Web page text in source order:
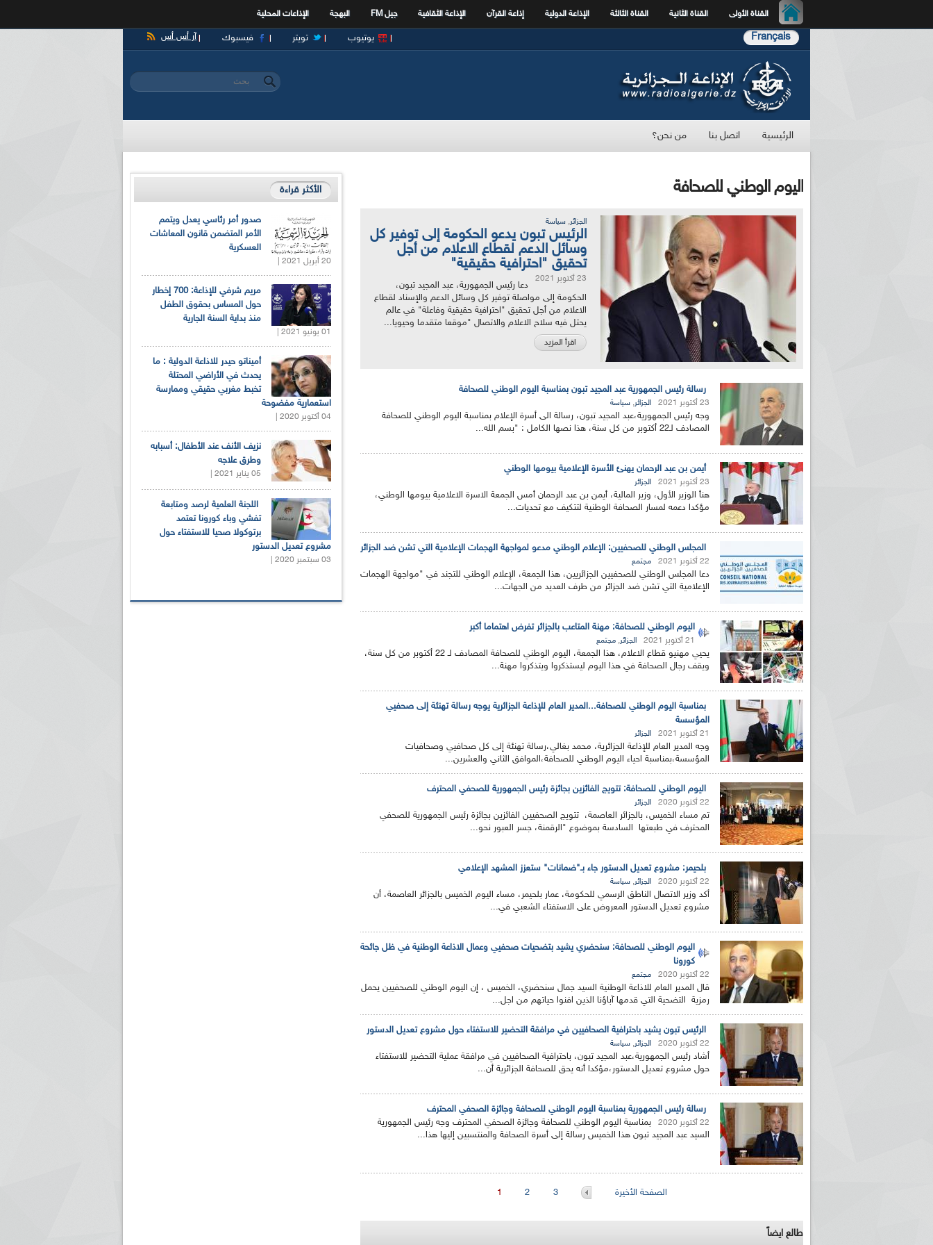
القناة الأولى القناة الثانية القناة الثالثة الإذاعة الدولية إذاعة القرآن الإذاعة الثقافية جيل FM البهجة الإذاعات المحلية
Français آر أس أس فيسبوك تويتر يوتيوب
استمارة البحث
‏بحث ‏
الرئيسية اتصل بنا من نحن؟
اليوم الوطني للصحافة
الجزائر, سياسة
الرئيس تبون يدعو الحكومة إلى توفير كل
وسائل الدعم لقطاع الاعلام من أجل
تحقيق "احترافية حقيقية"
23 أكتوبر 2021
دعا رئيس الجمهورية، عبد المجيد تبون،
الحكومة إلى مواصلة توفير كل وسائل الدعم والإسناد لقطاع
الاعلام من أجل تحقيق "احترافية حقيقية وفاعلة" في عالم
يحتل فيه سلاح الاعلام والاتصال "موقعا متقدما وحيويا...
اقرأ المزيد
رسالة رئيس الجمهورية عبد المجيد تبون بمناسبة اليوم الوطني للصحافة
23 أكتوبر 2021 الجزائر, سياسة
وجه رئيس الجمهورية،عبد المجيد تبون، رسالة الى أسرة الإعلام بمناسبة اليوم الوطني للصحافة
المصادف لـ22 أكتوبر من كل سنة، هذا نصها الكامل : "بسم الله...
أيمن بن عبد الرحمان يهنئ الأسرة الإعلامية بيومها الوطني
23 أكتوبر 2021 الجزائر
هنأ الوزير الأول، وزير المالية، أيمن بن عبد الرحمان أمس الجمعة الاسرة الاعلامية بيومها الوطني،
مؤكدا دعمه لمسار الصحافة الوطنية لتتكيف مع تحديات...
المجلس الوطني للصحفيين: الإعلام الوطني مدعو لمواجهة الهجمات الإعلامية التي تشن ضد الجزائر
22 أكتوبر 2021 مجتمع
دعا المجلس الوطني للصحفيين الجزائريين، هذا الجمعة، الإعلام الوطني للتجند في "مواجهة الهجمات
الإعلامية التي تشن ضد الجزائر من طرف العديد من الجهات...
اليوم الوطني للصحافة: مهنة المتاعب بالجزائر تفرض اهتماما أكبر
21 أكتوبر 2021 الجزائر, مجتمع
يحيي مهنيو قطاع الاعلام، هذا الجمعة، اليوم الوطني للصحافة المصادف لـ 22 أكتوبر من كل سنة،
ويقف رجال الصحافة في هذا اليوم ليستذكروا ويتذكروا مهنة...
بمناسبة اليوم الوطني للصحافة...المدير العام للإذاعة الجزائرية يوجه رسالة تهنئة إلى صحفيي
المؤسسة
21 أكتوبر 2021 الجزائر
وجه المدير العام للإذاعة الجزائرية، محمد بغالي،رسالة تهنئة إلى كل صحافيي وصحافيات
المؤسسة،بمناسبة احياء اليوم الوطني للصحافة،الموافق الثاني والعشرين...
اليوم الوطني للصحافة: تتويج الفائزين بجائزة رئيس الجمهورية للصحفي المحترف
22 أكتوبر 2020 الجزائر
تم مساء الخميس، بالجزائر العاصمة، تتويج الصحفيين الفائزين بجائزة رئيس الجمهورية للصحفي
المحترف في طبعتها السادسة بموضوع "الرقمنة، جسر العبور نحو...
بلحيمر: مشروع تعديل الدستور جاء بـ"ضمانات" ستعزز المشهد الإعلامي
22 أكتوبر 2020 الجزائر, سياسة
أكد وزير الاتصال الناطق الرسمي للحكومة، عمار بلحيمر، مساء اليوم الخميس بالجزائر العاصمة، أن
مشروع تعديل الدستور المعروض على الاستفتاء الشعبي في...
اليوم الوطني للصحافة: سنحضري يشيد بتضحيات صحفيي وعمال الاذاعة الوطنية في ظل جائحة
كورونا
22 أكتوبر 2020 مجتمع
قال المدير العام للاذاعة الوطنية السيد جمال سنحضري، الخميس ، إن اليوم الوطني للصحفيين يحمل
رمزية التضحية التي قدمها آباؤنا الذين افنوا حياتهم من اجل...
الرئيس تبون يشيد باحترافية الصحافيين في مرافقة التحضير للاستفتاء حول مشروع تعديل الدستور
22 أكتوبر 2020 الجزائر, سياسة
أشاد رئيس الجمهورية،عبد المجيد تبون، باحترافية الصحافيين في مرافقة عملية التحضير للاستفتاء
حول مشروع تعديل الدستور،مؤكدا أنه يحق للصحافة الجزائرية أن...
رسالة رئيس الجمهورية بمناسبة اليوم الوطني للصحافة وجائزة الصحفي المحترف
22 أكتوبر 2020
بمناسبة اليوم الوطني للصحافة وجائزة الصحفي المحترف وجه رئيس الجمهورية
السيد عبد المجيد تبون هذا الخميس رسالة إلى أسرة الصحافة والمنتسبين إليها هذا...
1 2 3 الصفحة الأخيرة
طالع ايضاً
الأكثر قراءة
صدور أمر رئاسي يعدل ويتمم
الأمر المتضمن قانون المعاشات
العسكرية
20 أبريل 2021 |
مريم شرفي للإذاعة: 700 إخطار
حول المساس بحقوق الطفل
منذ بداية السنة الجارية
01 يونيو 2021 |
أميناتو حيدر للاذاعة الدولية : ما
يحدث في الأراضي المحتلة
تخبط مغربي حقيقي وممارسة
استعمارية مفضوحة
04 أكتوبر 2020 |
نزيف الأنف عند الأطفال: أسبابه
وطرق علاجه
05 يناير 2021 |
اللجنة العلمية لرصد ومتابعة
تفشي وباء كورونا تعتمد
برتوكولا صحيا للاستفتاء حول
مشروع تعديل الدستور
03 سبتمبر 2020 |